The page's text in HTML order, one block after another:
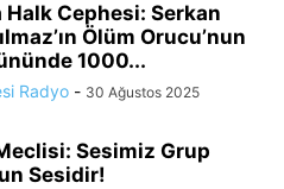
Halk Cephesi: Serkan
Ölüm Orucu’nun
1000...
Radyo - 30 Ağustos 2025
Sesimiz Grup
Sesidir!